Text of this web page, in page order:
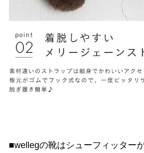
■wellegの靴はシューフィッター